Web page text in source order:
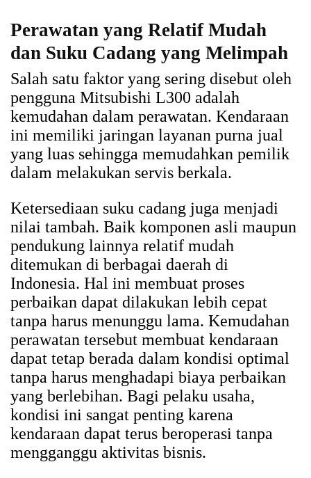
Perawatan yang Relatif Mudah
dan Suku Cadang yang Melimpah
Salah satu faktor yang sering disebut oleh
pengguna Mitsubishi L300 adalah
kemudahan dalam perawatan. Kendaraan
ini memiliki jaringan layanan purna jual
yang luas sehingga memudahkan pemilik
dalam melakukan servis berkala.
Ketersediaan suku cadang juga menjadi
nilai tambah. Baik komponen asli maupun
pendukung lainnya relatif mudah
ditemukan di berbagai daerah di
Indonesia. Hal ini membuat proses
perbaikan dapat dilakukan lebih cepat
tanpa harus menunggu lama. Kemudahan
perawatan tersebut membuat kendaraan
dapat tetap berada dalam kondisi optimal
tanpa harus menghadapi biaya perbaikan
yang berlebihan. Bagi pelaku usaha,
kondisi ini sangat penting karena
kendaraan dapat terus beroperasi tanpa
mengganggu aktivitas bisnis.